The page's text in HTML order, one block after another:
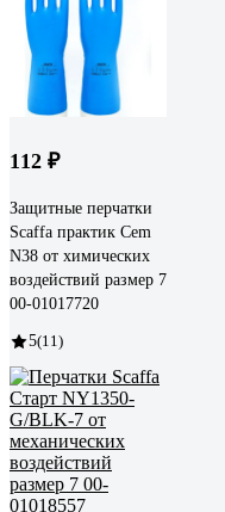
112 ₽
Защитные перчатки
Scaffa практик Cem
N38 от химических
воздействий размер 7
00-01017720
5(11)